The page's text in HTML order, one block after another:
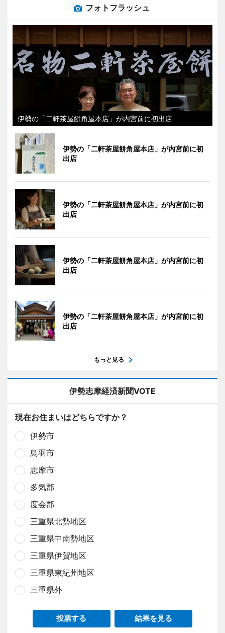
フォトフラッシュ
伊勢の「二軒茶屋餅角屋本店」が内宮前に初出店
伊勢の「二軒茶屋餅角屋本店」が内宮前に初
出店
伊勢の「二軒茶屋餅角屋本店」が内宮前に初
出店
伊勢の「二軒茶屋餅角屋本店」が内宮前に初
出店
伊勢の「二軒茶屋餅角屋本店」が内宮前に初
出店
もっと見る
伊勢志摩経済新聞VOTE
現在お住まいはどちらですか？
伊勢市
鳥羽市
志摩市
多気郡
度会郡
三重県北勢地区
三重県中南勢地区
三重県伊賀地区
三重県東紀州地区
三重県外
投票する 結果を見る